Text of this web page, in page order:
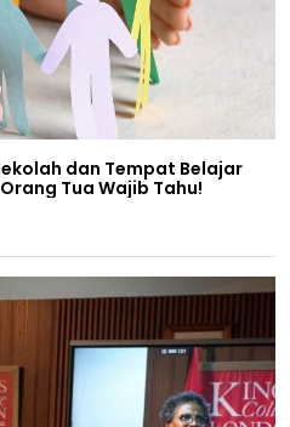
dan Tempat Belajar
Tua Wajib Tahu!